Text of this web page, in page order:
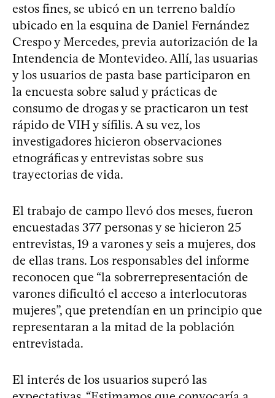
estos fines, se ubicó en un terreno baldío
ubicado en la esquina de Daniel Fernández
Crespo y Mercedes, previa autorización de la
Intendencia de Montevideo. Allí, las usuarias
y los usuarios de pasta base participaron en
la encuesta sobre salud y prácticas de
consumo de drogas y se practicaron un test
rápido de VIH y sífilis. A su vez, los
investigadores hicieron observaciones
etnográficas y entrevistas sobre sus
trayectorias de vida.
El trabajo de campo llevó dos meses, fueron
encuestadas 377 personas y se hicieron 25
entrevistas, 19 a varones y seis a mujeres, dos
de ellas trans. Los responsables del informe
reconocen que “la sobrerrepresentación de
varones dificultó el acceso a interlocutoras
mujeres”, que pretendían en un principio que
representaran a la mitad de la población
entrevistada.
El interés de los usuarios superó las